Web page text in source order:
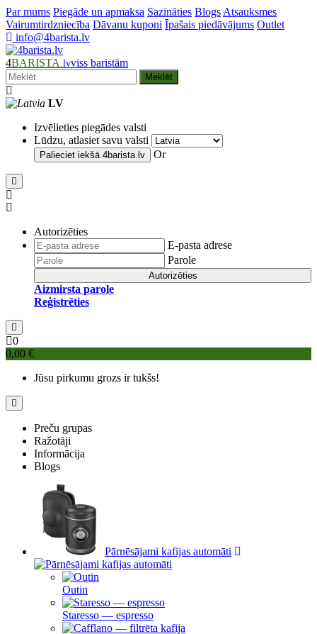
Par mums Piegāde un apmaksa Sazināties Blogs Atsauksmes
Vairumtirdzniecība Dāvanu kuponi Īpašais piedāvājums Outlet
info@4barista.lv
4BARISTA .lvviss baristām
Meklēt
LV
Izvēlieties piegādes valsti
Lūdzu, atlasiet savu valsti
Palieciet iekšā 4barista.lv Or
Autorizēties
E-pasta adrese
Parole
Autorizēties
Aizmirsta parole
Reģistrēties
0
0,00 €
Jūsu pirkumu grozs ir tukšs!
Preču grupas
Ražotāji
Informācija
Blogs
Pārnēsājami kafijas automāti
Outin
Staresso — espresso